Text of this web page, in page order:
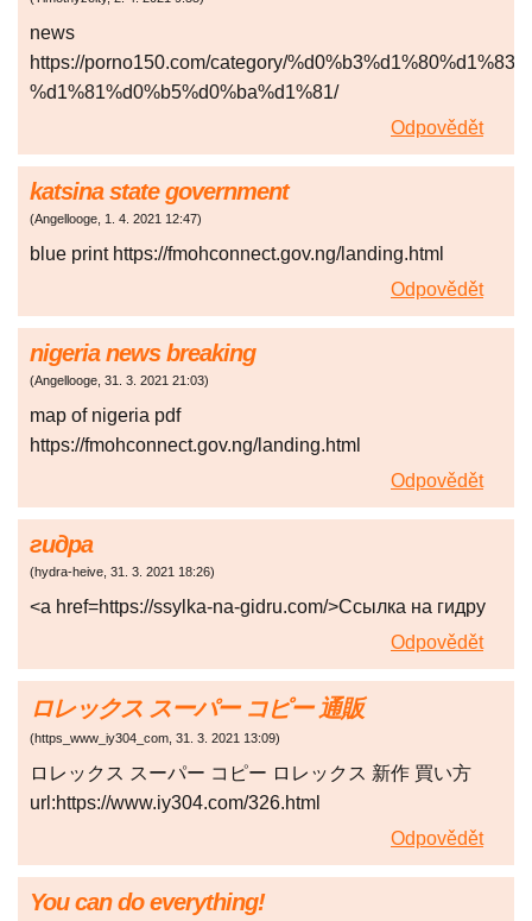
news
https://porno150.com/category/
%d1%81%d0%b5%d0%ba%d1%81/
Odpovědět
katsina state government
(Angellooge, 1. 4. 2021 12:47)
blue print https://fmohconnect.gov.ng/landing.html
Odpovědět
nigeria news breaking
(Angellooge, 31. 3. 2021 21:03)
map of nigeria pdf
https://fmohconnect.gov.ng/landing.html
Odpovědět
гидра
(hydra-heive, 31. 3. 2021 18:26)
<a href=https://ssylka-na-gidru.com/>Ссылка на гидру
Odpovědět
ロレックス スーパー コピー 通販
(https_www_iy304_com, 31. 3. 2021 13:09)
ロレックス スーパー コピー ロレックス 新作 買い方
url:https://www.iy304.com/326.html
Odpovědět
You can do everything!